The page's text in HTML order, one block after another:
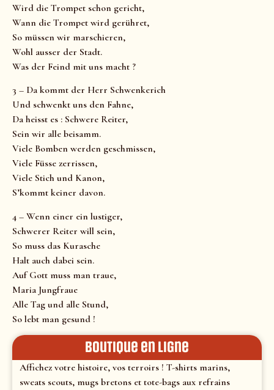
Wird die Trompet schon gericht,
Wann die Trompet wird gerühret,
So müssen wir marschieren,
Wohl ausser der Stadt.
Was der Feind mit uns macht ?
3 – Da kommt der Herr Schwenkerich
Und schwenkt uns den Fahne,
Da heisst es : Schwere Reiter,
Sein wir alle beisamm.
Viele Bomben werden geschmissen,
Viele Füsse zerrissen,
Viele Stich und Kanon,
S’kommt keiner davon.
4 – Wenn einer ein lustiger,
Schwerer Reiter will sein,
So muss das Kurasche
Halt auch dabei sein.
Auf Gott muss man traue,
Maria Jungfraue
Alle Tag und alle Stund,
So lebt man gesund !
Boutique en ligne
Affichez votre histoire, vos terroirs ! T-shirts marins,
sweats scouts, mugs bretons et tote-bags aux refrains